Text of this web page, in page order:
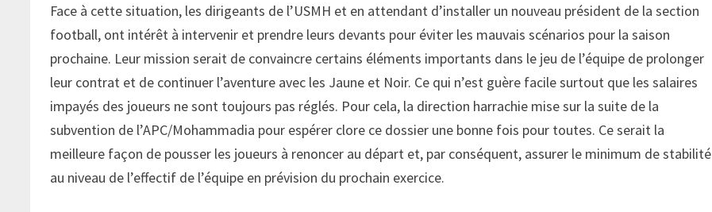
Face à cette situation, les dirigeants de l’USMH et en attendant d’installer un nouveau président de la section
football, ont intérêt à intervenir et prendre leurs devants pour éviter les mauvais scénarios pour la saison
prochaine. Leur mission serait de convaincre certains éléments importants dans le jeu de l’équipe de prolonger
leur contrat et de continuer l’aventure avec les Jaune et Noir. Ce qui n’est guère facile surtout que les salaires
impayés des joueurs ne sont toujours pas réglés. Pour cela, la direction harrachie mise sur la suite de la
subvention de l’APC/Mohammadia pour espérer clore ce dossier une bonne fois pour toutes. Ce serait la
meilleure façon de pousser les joueurs à renoncer au départ et, par conséquent, assurer le minimum de stabilité
au niveau de l’effectif de l’équipe en prévision du prochain exercice.